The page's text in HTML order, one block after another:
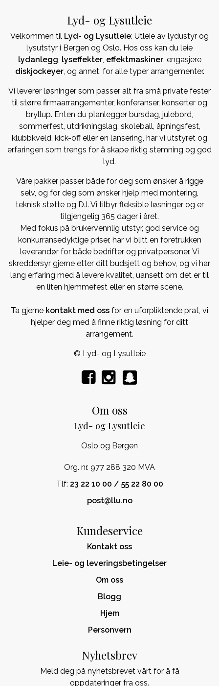
Lyd- og Lysutleie
Velkommen til Lyd- og Lysutleie: Utleie av lydustyr og
lysutstyr i Bergen og Oslo. Hos oss kan du leie
lydanlegg lyseffekter, effektmaskiner, engasjere
diskjockeyer, og annet, for alle typer arrangementer.
Vi leverer løsninger som passer alt fra små private fester
til større firmaarrangementer, konferanser, konserter og
bryllup. Enten du planlegger bursdag, julebord,
sommerfest, utdrikningslag, skoleball, åpningsfest,
klubbkveld, kick-off eller en lansering, har vi utstyret og
erfaringen som trengs for å skape riktig stemning og god
lyd.
Våre pakker passer både for deg som ønsker å rigge
selv, og for deg som ønsker hjelp med montering,
teknisk støtte og DJ. Vi tilbyr fleksible løsninger og er
tilgjengelig 365 dager i året.
Med fokus på brukervennlig utstyr, god service og
konkurransedyktige priser, har vi blitt en foretrukken
leverandør for både bedrifter og privatpersoner. Vi
skreddersyr gjerne etter ditt budsjett og behov, og vi har
lang erfaring med å levere kvalitet, uansett om det er til
en liten hjemmefest eller en større scene.
Ta gjerne kontakt med oss for en uforpliktende prat, vi
hjelper deg med å finne riktig løsning for ditt
arrangement.
© Lyd- og Lysutleie
Om oss
Lyd- og Lysutleie
Oslo og Bergen
Org. nr. 977 288 320 MVA
Tlf: 23 22 10 00 / 55 22 80 00
post@llu.no
Kundeservice
Kontakt oss
Leie- og leveringsbetingelser
Om oss
Blogg
Hjem
Personvern
Nyhetsbrev
Meld deg på nyhetsbrevet vårt for å få
oppdateringer fra oss.